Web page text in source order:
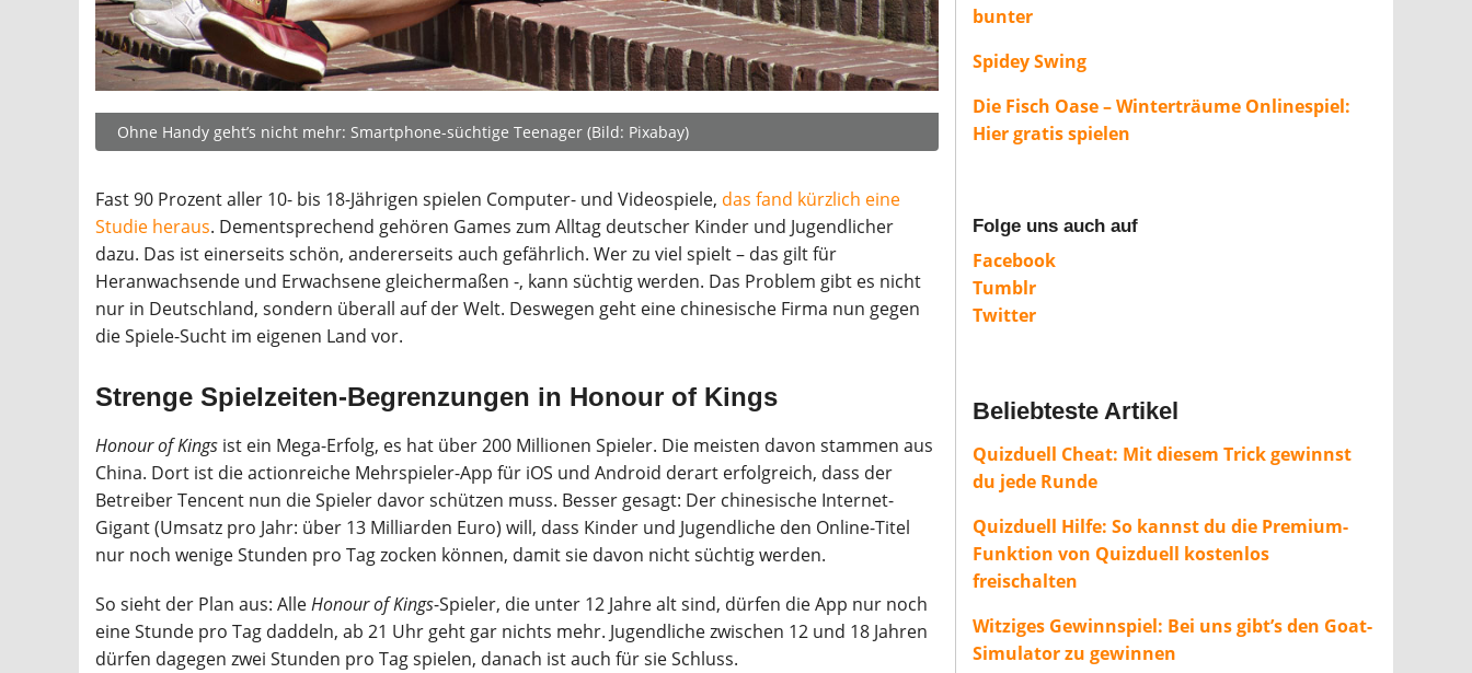
Ohne Handy geht’s nicht mehr: Smartphone-süchtige Teenager (Bild: Pixabay)
Fast 90 Prozent aller 10- bis 18-Jährigen spielen Computer- und Videospiele, das fand kürzlich eine
Studie heraus. Dementsprechend gehören Games zum Alltag deutscher Kinder und Jugendlicher
dazu. Das ist einerseits schön, andererseits auch gefährlich. Wer zu viel spielt – das gilt für
Heranwachsende und Erwachsene gleichermaßen -, kann süchtig werden. Das Problem gibt es nicht
nur in Deutschland, sondern überall auf der Welt. Deswegen geht eine chinesische Firma nun gegen
die Spiele-Sucht im eigenen Land vor.
Strenge Spielzeiten-Begrenzungen in Honour of Kings
Honour of Kings ist ein Mega-Erfolg, es hat über 200 Millionen Spieler. Die meisten davon stammen aus
China. Dort ist die actionreiche Mehrspieler-App für iOS und Android derart erfolgreich, dass der
Betreiber Tencent nun die Spieler davor schützen muss. Besser gesagt: Der chinesische Internet-
Gigant (Umsatz pro Jahr: über 13 Milliarden Euro) will, dass Kinder und Jugendliche den Online-Titel
nur noch wenige Stunden pro Tag zocken können, damit sie davon nicht süchtig werden.
So sieht der Plan aus: AlleHonour of Kings-Spieler, die unter 12 Jahre alt sind, dürfen die App nur noch
eine Stunde pro Tag daddeln, ab 21 Uhr geht gar nichts mehr. Jugendliche zwischen 12 und 18 Jahren
dürfen dagegen zwei Stunden pro Tag spielen, danach ist auch für sie Schluss.
bunter
Spidey Swing
Die Fisch Oase – Winterträume Onlinespiel:
Hier gratis spielen
Folge uns auch auf
Facebook
Tumblr
Twitter
Beliebteste Artikel
Quizduell Cheat: Mit diesem Trick gewinnst
du jede Runde
Quizduell Hilfe: So kannst du die Premium-
Funktion von Quizduell kostenlos
freischalten
Witziges Gewinnspiel: Bei uns gibt’s den Goat-
Simulator zu gewinnen